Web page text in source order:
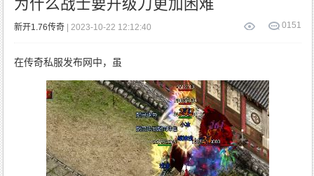
奇
私
服
1.76
复
1.76
精
品
1.76
标
签
云
为什么战士要升级刀更加困难
151
0
新开1.76传奇 | 2023-10-22 12:12:40
在传奇私服发布网中，虽